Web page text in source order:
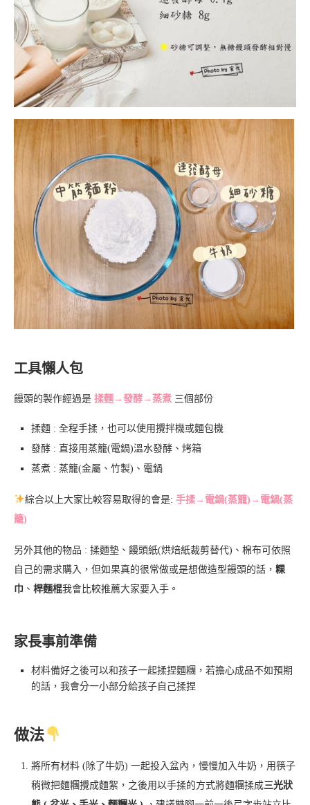
工具懶人包
饅頭的製作經過是 揉麵→發酵→蒸煮 三個部份
揉麵 : 全程手揉，也可以使用攪拌機或麵包機
發酵 : 直接用蒸籠(電鍋)溫水發酵、烤箱
蒸煮 : 蒸籠(金屬、竹製)、電鍋
綜合以上大家比較容易取得的會是: 手揉→電鍋(蒸籠)→電鍋(蒸
籠)
另外其他的物品 : 揉麵墊、饅頭紙(烘焙紙裁剪替代)、棉布可依照
自己的需求購入，但如果真的很常做或是想做造型饅頭的話， 粿
巾 、 桿麵棍我會比較推薦大家要入手。
家長事前準備
材料備好之後可以和孩子一起揉捏麵糰，若擔心成品不如預期
的話，我會分一小部分給孩子自己揉捏
做法
將所有材料 (除了牛奶) 一起投入盆內，慢慢加入牛奶，用筷子
稍微把麵糰攪成麵絮，之後用以手揉的方式將麵糰揉成三光狀